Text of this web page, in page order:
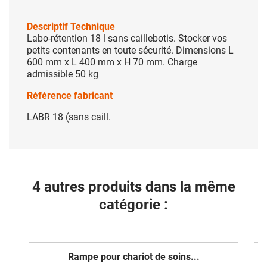
Descriptif Technique
Labo-rétention 18 l sans caillebotis. Stocker vos
petits contenants en toute sécurité. Dimensions L
600 mm x L 400 mm x H 70 mm. Charge
admissible 50 kg
Référence fabricant
LABR 18 (sans caill.
4 autres produits dans la même
catégorie :
Rampe pour chariot de soins...